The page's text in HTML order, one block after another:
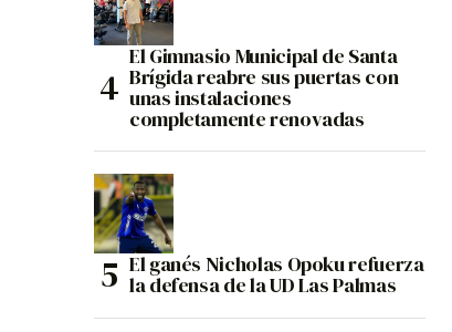
El Gimnasio Municipal de Santa
Brígida reabre sus puertas con
unas instalaciones
completamente renovadas
El ganés Nicholas Opoku refuerza
la defensa de la UD Las Palmas